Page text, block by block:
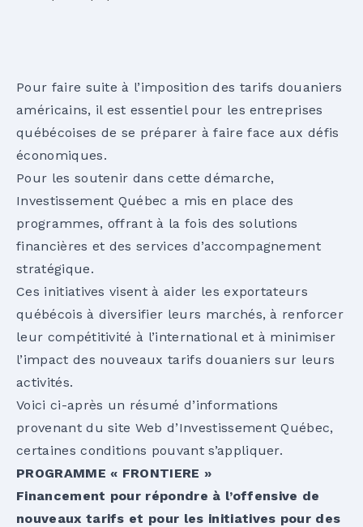
Pour faire suite à l’imposition des tarifs douaniers
américains, il est essentiel pour les entreprises
québécoises de se préparer à faire face aux défis
économiques.
Pour les soutenir dans cette démarche,
Investissement Québec a mis en place des
programmes, offrant à la fois des solutions
financières et des services d’accompagnement
stratégique.
Ces initiatives visent à aider les exportateurs
québécois à diversifier leurs marchés, à renforcer
leur compétitivité à l’international et à minimiser
l’impact des nouveaux tarifs douaniers sur leurs
activités.
Voici ci-après un résumé d’informations
provenant du site Web d’Investissement Québec,
certaines conditions pouvant s’appliquer.
PROGRAMME « FRONTIERE »
Financement pour répondre à l’offensive de
nouveaux tarifs et pour les initiatives pour des